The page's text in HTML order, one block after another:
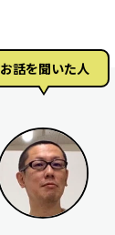
お話を聞いた⼈